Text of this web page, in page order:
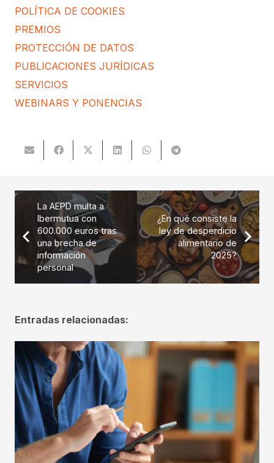
POLÍTICA DE COOKIES
PREMIOS
PROTECCIÓN DE DATOS
PUBLICACIONES JURÍDICAS
SERVICIOS
WEBINARS Y PONENCIAS
La AEPD multa a
Ibermutua con
600.000 euros tras
una brecha de
información
personal
¿En qué consiste la
ley de desperdicio
alimentario de
2025?
Entradas relacionadas: